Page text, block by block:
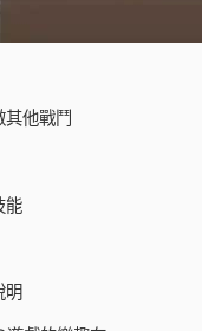
他戰鬥
能
明